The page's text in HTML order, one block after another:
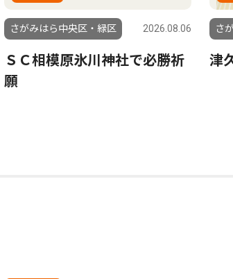
さがみはら中央区・緑区 2026.08.06
ＳＣ相模原氷川神社で必勝祈
願
さ
津